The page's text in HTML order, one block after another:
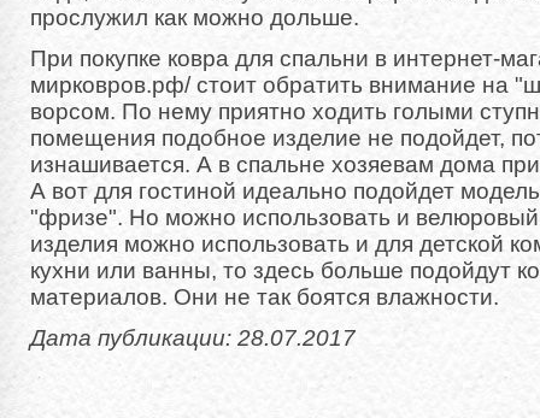
прослужил как можно дольше.
При покупке ковра для спальни в интернет-
мирковров.рф/ стоит обратить внимание на
ворсом. По нему приятно ходить голыми
помещения подобное изделие не подойдет,
изнашивается. А в спальне хозяевам дома
А вот для гостиной идеально подойдет
"фризе". Но можно использовать и
изделия можно использовать и для детской
кухни или ванны, то здесь больше подойдут
материалов. Они не так боятся влажности.
Дата публикации: 28.07.2017